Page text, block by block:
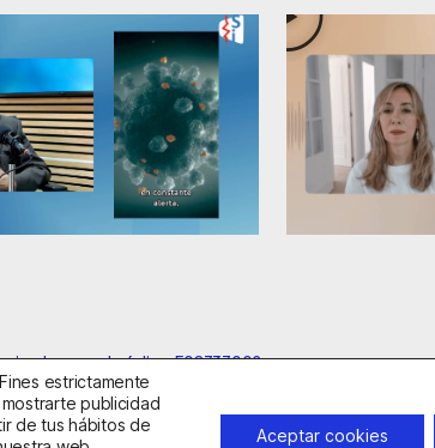
con el código E08737002
CookiesCondiciones Generales de
estrictamente
publicidad
de tus hábitos de
Aceptar cookies